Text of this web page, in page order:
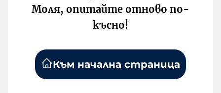
Моля, опитайте отново по-
късно!
Към начална страница